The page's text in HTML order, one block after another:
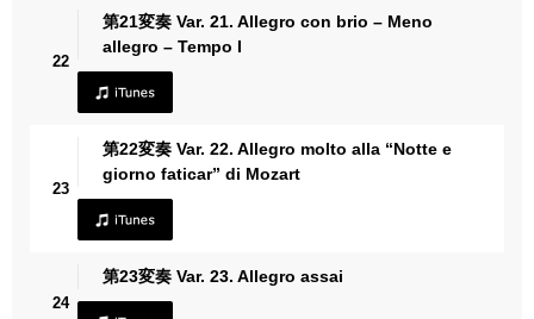
22
第21変奏 Var. 21. Allegro con brio – Meno
allegro – Tempo I
23
第22変奏 Var. 22. Allegro molto alla “Notte e
giorno faticar” di Mozart
24
第23変奏 Var. 23. Allegro assai